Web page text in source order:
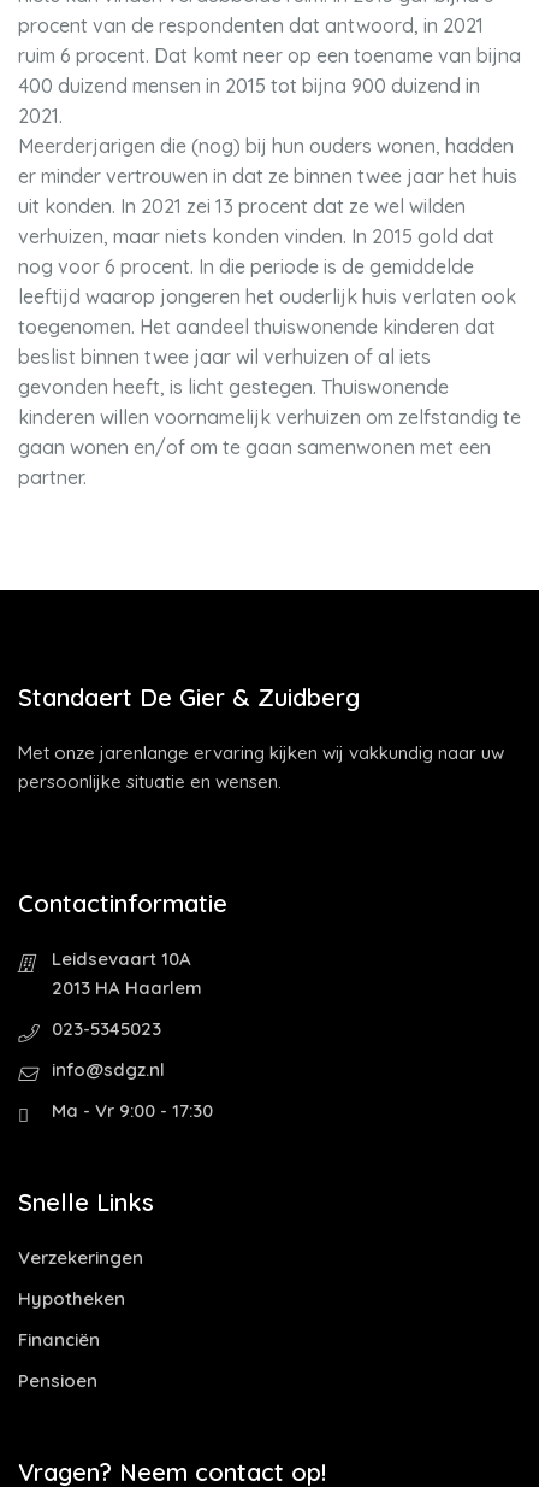
procent van de respondenten dat antwoord, in 2021
ruim 6 procent. Dat komt neer op een toename van bijna
400 duizend mensen in 2015 tot bijna 900 duizend in
2021.
Meerderjarigen die (nog) bij hun ouders wonen, hadden
er minder vertrouwen in dat ze binnen twee jaar het huis
uit konden. In 2021 zei 13 procent dat ze wel wilden
verhuizen, maar niets konden vinden. In 2015 gold dat
nog voor 6 procent. In die periode is de gemiddelde
leeftijd waarop jongeren het ouderlijk huis verlaten ook
toegenomen. Het aandeel thuiswonende kinderen dat
beslist binnen twee jaar wil verhuizen of al iets
gevonden heeft, is licht gestegen. Thuiswonende
kinderen willen voornamelijk verhuizen om zelfstandig te
gaan wonen en/of om te gaan samenwonen met een
partner.
Standaert De Gier & Zuidberg
Met onze jarenlange ervaring kijken wij vakkundig naar uw
persoonlijke situatie en wensen.
Contactinformatie
Leidsevaart 10A
2013 HA Haarlem
023-5345023
info@sdgz.nl
Ma - Vr 9:00 - 17:30
Snelle Links
Verzekeringen
Hypotheken
Financiën
Pensioen
Vragen? Neem contact op!